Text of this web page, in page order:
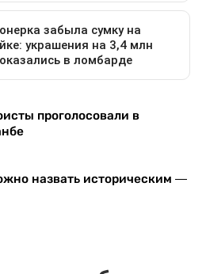
проголосовали в
назвать историческим —